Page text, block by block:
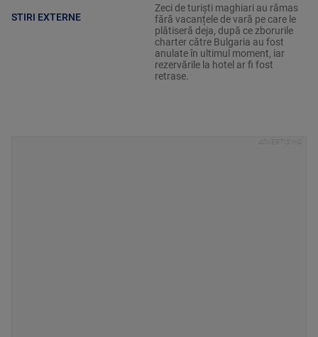
STIRI EXTERNE
Zeci de turiști maghiari au rămas
fără vacanțele de vară pe care le
plătiseră deja, după ce zborurile
charter către Bulgaria au fost
anulate în ultimul moment, iar
rezervările la hotel ar fi fost
retrase.